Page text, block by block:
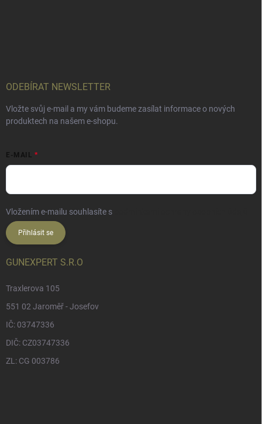
ODEBÍRAT NEWSLETTER
Vložte svůj e-mail a my vám budeme zasílat informace o nových
produktech na našem e-shopu.
E-MAIL
Vložením e-mailu souhlasíte s
Přihlásit se
GUNEXPERT S.R.O
Traxlerova 105
551 02 Jaroměř - Josefov
IČ: 03747336
DIČ: CZ03747336
ZL: CG 003786